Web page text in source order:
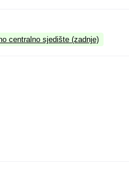
centralno sjedište (zadnje)